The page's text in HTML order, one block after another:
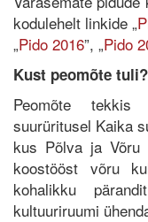
kodulehelt linkide „
„Pido 2016”, „Pido
Kust peomõte tuli?
Peomõte tekkis
suurüritusel Kaika
kus Põlva ja Võru
koostööst võru
kohalikku
kultuuriruumi